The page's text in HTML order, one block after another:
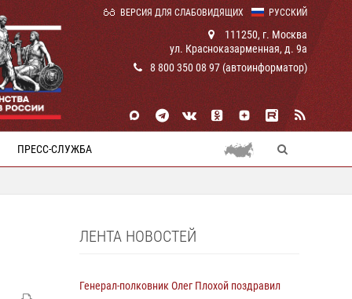
РУССКИЙ
ВЕРСИЯ ДЛЯ СЛАБОВИДЯЩИХ
111250, г. Москва
ул. Красноказарменная, д. 9а
8 800 350 08 97 (автоинформатор)
ПРЕСС-СЛУЖБА
ЛЕНТА НОВОСТЕЙ
Генерал-полковник Олег Плохой поздравил